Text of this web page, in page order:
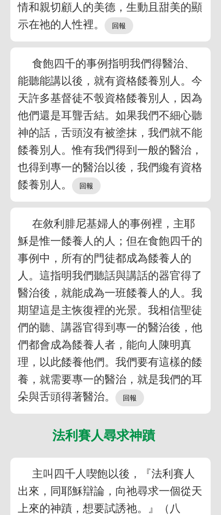
情和親切顧人的美德，生動且甜美的顯
示在祂的人性裡。
食飽四千的事例指明我們得醫治、
能聽能講以後，就有資格餧養別人。今
天許多基督徒不彀資格餧養別人，因為
他們還是耳聾舌結。如果我們不細心聽
神的話，舌頭沒有被塗抹，我們就不能
餧養別人。惟有我們得到一般的醫治，
也得到專一的醫治以後，我們纔有資格
餧養別人。
在敘利腓尼基婦人的事例裡，主耶
穌是惟一餧養人的人；但在食飽四千的
事例中，所有的門徒都成為餧養人的
人。這指明我們聽話與講話的器官得了
醫治後，就能成為一班餧養人的人。我
期望這是主恢復裡的光景。我相信聖徒
們的聽、講器官得到專一的醫治後，他
們都會成為餧養人者，能向人陳明真
理，以此餧養他們。我們要有這樣的餧
養，就需要專一的醫治，就是我們的耳
朵與舌頭得著醫治。
法利賽人尋求神蹟
主叫四千人喫飽以後，『法利賽人
出來，同耶穌辯論，向祂尋求一個從天
上來的神蹟，想要試誘祂。』（八